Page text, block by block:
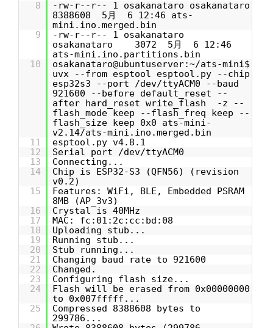
8
-rw-r--r-- 1 osakanataro osakanataro
8388608 5月 6 12:46 ats-
mini.ino.merged.bin
9
-rw-r--r-- 1 osakanataro
osakanataro 3072 5月 6 12:46
ats-mini.ino.partitions.bin
10
osakanataro@ubuntuserver:~/ats-mini$
uvx --from esptool esptool.py --chip
esp32s3 --port /dev/ttyACM0 --baud
921600 --before default_reset --
after hard_reset write_flash -z --
flash_mode keep --flash_freq keep --
flash_size keep 0x0 ats-mini-
v2.14/ats-mini.ino.merged.bin
11
esptool.py v4.8.1
12
Serial port /dev/ttyACM0
13
Connecting...
14
Chip is ESP32-S3 (QFN56) (revision
v0.2)
15
Features: WiFi, BLE, Embedded PSRAM
8MB (AP_3v3)
16
Crystal is 40MHz
17
MAC: fc:01:2c:cc:bd:08
18
Uploading stub...
19
Running stub...
20
Stub running...
21
Changing baud rate to 921600
22
Changed.
23
Configuring flash size...
24
Flash will be erased from 0x00000000
to 0x007fffff...
25
Compressed 8388608 bytes to
299786...